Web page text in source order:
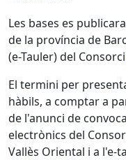
Les bases es
de la província de
(e-Tauler) del
El termini per
hàbils, a comptar a
de l'anunci de
electrònics del
Vallès Oriental i a l'e-